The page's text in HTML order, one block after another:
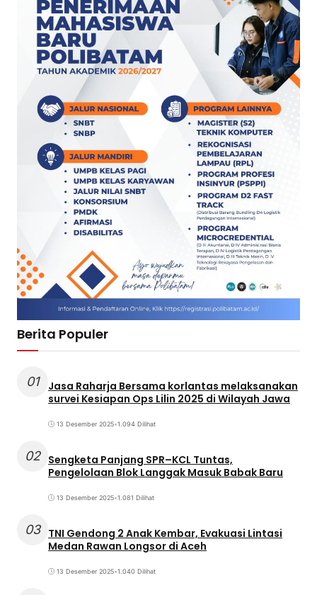
Berita Populer
01
Jasa Raharja Bersama korlantas melaksanakan
survei Kesiapan Ops Lilin 2025 di Wilayah Jawa
13 Desember 2025•1.094 Dilihat
02 Sengketa Panjang SPR–KCL Tuntas,
Pengelolaan Blok Langgak Masuk Babak Baru
13 Desember 2025•1.081 Dilihat
03 TNI Gendong 2 Anak Kembar, Evakuasi Lintasi
Medan Rawan Longsor di Aceh
13 Desember 2025•1.040 Dilihat